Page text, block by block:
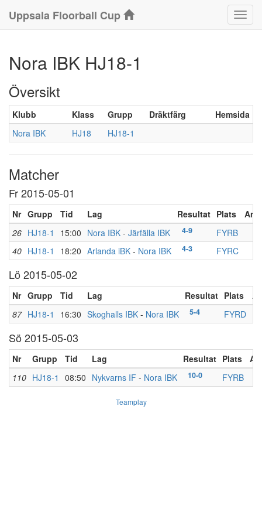
Uppsala Floorball Cup
Nora IBK HJ18-1
Översikt
Klubb Klass Grupp Dräktfärg
Hemsida
Nora IBK
HJ18 HJ18-1
Matcher
Fr 2015-05-01
Nr Grupp Tid Lag Resultat Plats
Anm
26 HJ18-1 15:00 Nora IBK - Järfälla IBK 4-9
FYRB
40 HJ18-1 18:20 Arlanda iBK - Nora IBK 4-3 FYRC
Lö 2015-05-02
Nr Grupp Tid Lag Resultat Plats
87 HJ18-1 16:30 Skoghalls IBK - Nora IBK 5-4 FYRD
Sö 2015-05-03
Nr Grupp Tid Lag Resultat Plats
110 HJ18-1 08:50 Nykvarns IF - Nora IBK 10-0 FYRB
Teamplay